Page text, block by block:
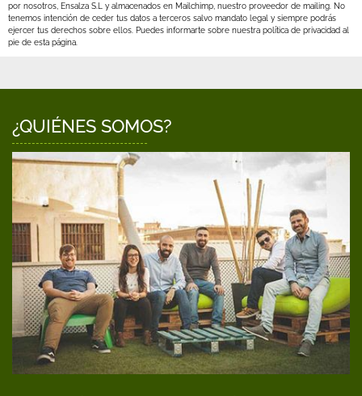
por nosotros, Ensalza S.L y almacenados en Mailchimp, nuestro proveedor de mailing. No
tenemos intención de ceder tus datos a terceros salvo mandato legal y siempre podrás
ejercer tus derechos sobre ellos. Puedes informarte sobre nuestra política de privacidad al
pie de esta página.
¿QUIÉNES SOMOS?